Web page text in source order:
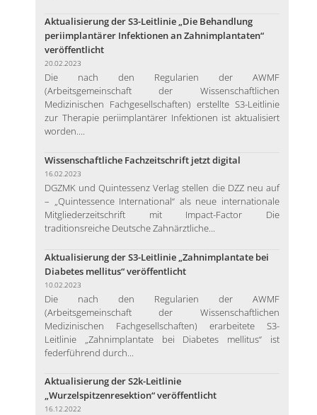
Aktualisierung der S3-Leitlinie „Die Behandlung
periimplantärer Infektionen an Zahnimplantaten“
veröffentlicht
20.02.2023
Die nach den Regularien der AWMF
(Arbeitsgemeinschaft der Wissenschaftlichen
Medizinischen Fachgesellschaften) erstellte S3-Leitlinie
zur Therapie periimplantärer Infektionen ist aktualisiert
worden....
Wissenschaftliche Fachzeitschrift jetzt digital
16.02.2023
DGZMK und Quintessenz Verlag stellen die DZZ neu auf
– „Quintessence International“ als neue internationale
Mitgliederzeitschrift mit Impact-Factor Die
traditionsreiche Deutsche Zahnärztliche...
Aktualisierung der S3-Leitlinie „Zahnimplantate bei
Diabetes mellitus“ veröffentlicht
10.02.2023
Die nach den Regularien der AWMF
(Arbeitsgemeinschaft der Wissenschaftlichen
Medizinischen Fachgesellschaften) erarbeitete S3-
Leitlinie „Zahnimplantate bei Diabetes mellitus“ ist
federführend durch...
Aktualisierung der S2k-Leitlinie
„Wurzelspitzenresektion“ veröffentlicht
16.12.2022